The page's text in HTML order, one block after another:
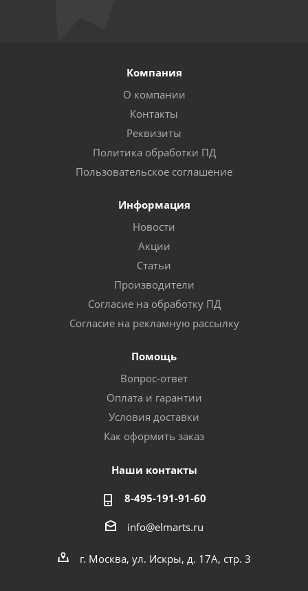
Компания
О компании
Контакты
Реквизиты
Политика обработки ПД
Пользовательское соглашение
Информация
Новости
Акции
Статьи
Производители
Согласие на обработку ПД
Согласие на рекламную рассылку
Помощь
Вопрос-ответ
Оплата и гарантии
Условия доставки
Как оформить заказ
Наши контакты
8-495-191-91-60
info@elmarts.ru
г. Москва, ул. Искры, д. 17А, стр. 3